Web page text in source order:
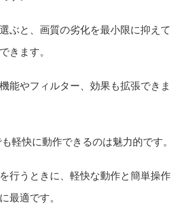
ぶと、画質の劣化を最小限に抑えて
きます。
能やフィルター、効果も拡張できま
軽快に動作できるのは魅力的です。
行うときに、軽快な動作と簡単操作
最適です。